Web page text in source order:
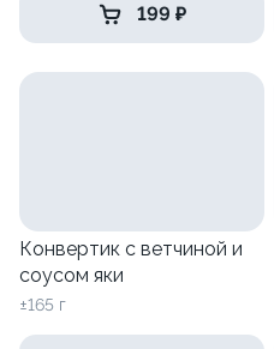
199 ₽
Конвертик с ветчиной и
соусом яки
±165 г